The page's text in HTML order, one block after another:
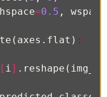
hspace=0.5 , wspace
( axes . flat ) :
[ i] . reshape (